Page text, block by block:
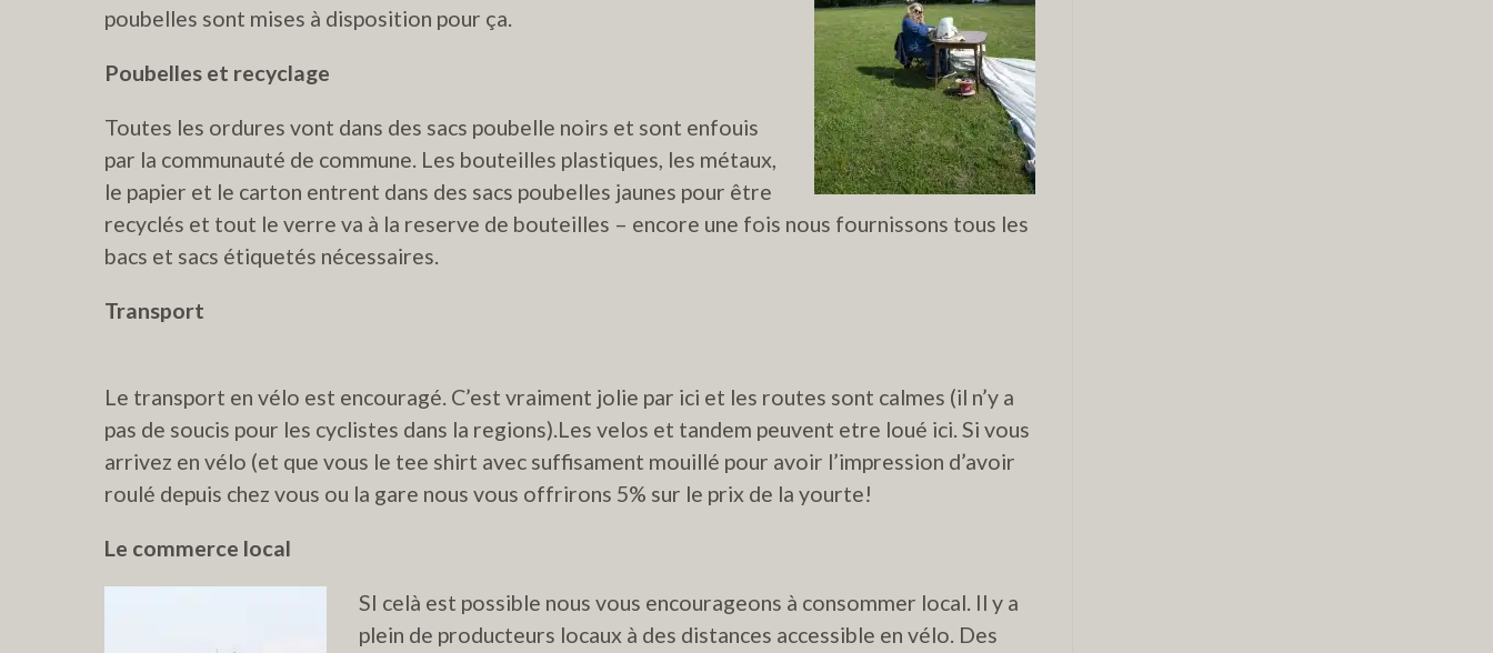
poubelles sont mises à disposition pour ça.
Poubelles et recyclage
Toutes les ordures vont dans des sacs poubelle noirs et sont enfouis
par la communauté de commune. Les bouteilles plastiques, les métaux,
le papier et le carton entrent dans des sacs poubelles jaunes pour être
recyclés et tout le verre va à la reserve de bouteilles – encore une fois nous fournissons tous les
bacs et sacs étiquetés nécessaires.
Transport
Le transport en vélo est encouragé. C’est vraiment jolie par ici et les routes sont calmes (il n’y a
pas de soucis pour les cyclistes dans la regions).Les velos et tandem peuvent etre loué ici. Si vous
arrivez en vélo (et que vous le tee shirt avec suffisament mouillé pour avoir l’impression d’avoir
roulé depuis chez vous ou la gare nous vous offrirons 5% sur le prix de la yourte!
Le commerce local
SI celà est possible nous vous encourageons à consommer local. Il y a
plein de producteurs locaux à des distances accessible en vélo. Des